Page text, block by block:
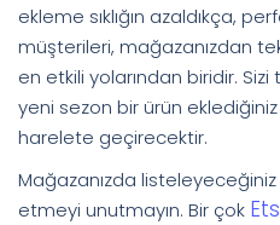
ekleme sıklığın azaldıkça,
müşterileri, mağazanızdan
en etkili yolarından biridir.
yeni sezon bir ürün
harelete geçirecektir.
Mağazanızda
etmeyi unutmayın. Bir çok